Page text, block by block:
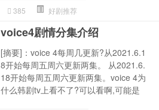
385 好剧推荐
voice4剧情分集介绍
[摘要]：voice 4每周几更新?从2021.6.1
8开始每周五周六更新两集。 从2021.6.
18开始每周五周六更新两集。voice 4为
什么韩剧tv上看不了?可以看啊,可能是